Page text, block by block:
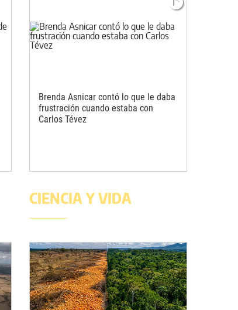
Brenda Asnicar contó lo que le daba
frustración cuando estaba con
Carlos Tévez
CIENCIA Y VIDA